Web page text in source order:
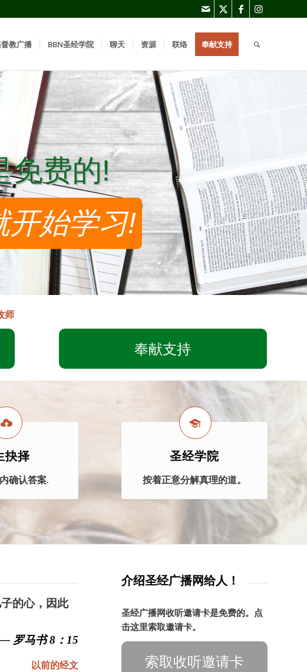
教广播 BBN圣经学院 聊天 资源 联络 奉献支持
免费的!
免费的!
开始学习!
师
奉献支持
抉择
确认答案.
圣经学院
按着正意分解真理的道。
的心，因此
罗马书 8：15
以前的经文
介绍圣经广播网给人！
圣经广播网收听邀请卡是免费的。点
击这里索取邀请卡。
索取收听邀请卡